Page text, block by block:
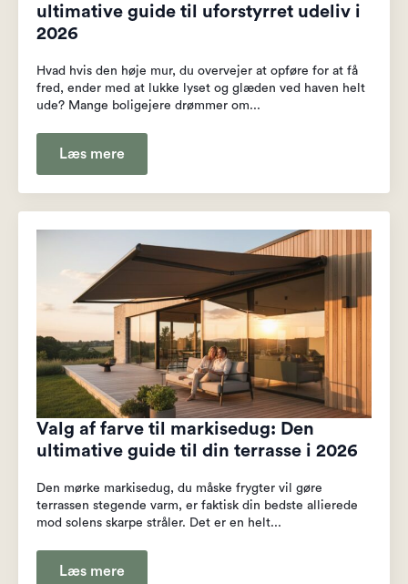
ultimative guide til uforstyrret udeliv i
2026
Hvad hvis den høje mur, du overvejer at opføre for at få
fred, ender med at lukke lyset og glæden ved haven helt
ude? Mange boligejere drømmer om...
Læs mere
Valg af farve til markisedug: Den
ultimative guide til din terrasse i 2026
Den mørke markisedug, du måske frygter vil gøre
terrassen stegende varm, er faktisk din bedste allierede
mod solens skarpe stråler. Det er en helt...
Læs mere